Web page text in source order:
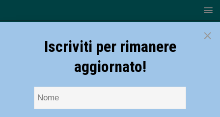
×
Iscriviti per rimanere
aggiornato!